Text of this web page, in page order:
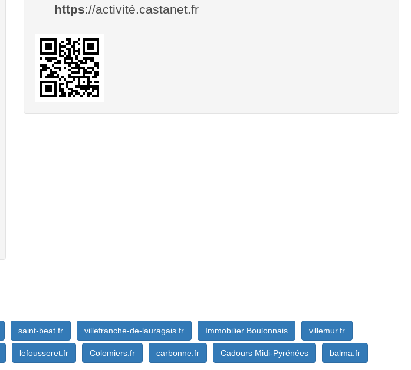
https://activité.castanet.fr
saint-beat.fr villefranche-de-lauragais.fr Immobilier Boulonnais villemur.fr
lefousseret.fr Colomiers.fr carbonne.fr Cadours Midi-Pyrénées balma.fr